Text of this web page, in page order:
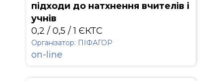
підходи до натхнення вчителів і
учнів
0,2 / 0,5 / 1 ЄКТС
Організатор: ПІФАГОР
on-line